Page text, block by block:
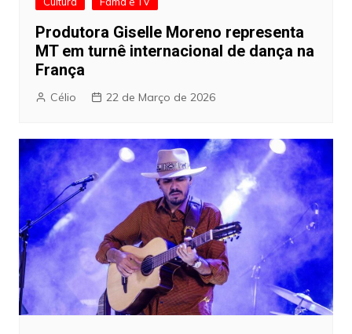
Produtora Giselle Moreno representa
MT em turnê internacional de dança na
França
Célio 22 de Março de 2026